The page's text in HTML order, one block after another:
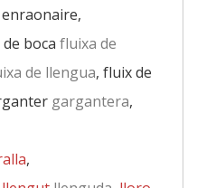
enraonaire,
boca fluixa de
de llengua, fluix de
gargantera,
,